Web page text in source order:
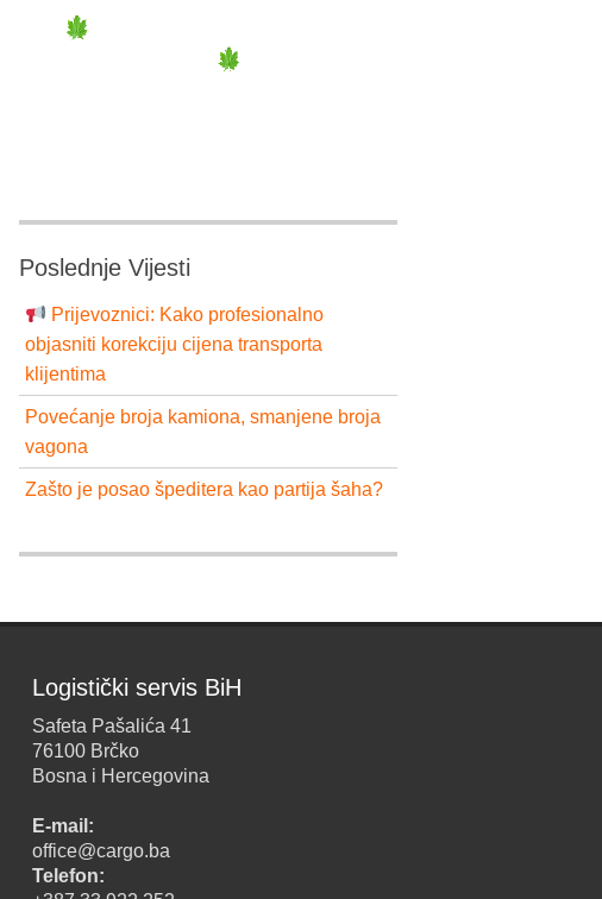
Poslednje Vijesti
Prijevoznici: Kako profesionalno
objasniti korekciju cijena transporta
klijentima
Povećanje broja kamiona, smanjene broja
vagona
Zašto je posao špeditera kao partija šaha?
Logistički servis BiH
Safeta Pašalića 41
76100 Brčko
Bosna i Hercegovina
E-mail:
office@cargo.ba
Telefon: